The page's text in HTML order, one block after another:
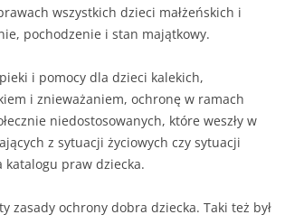
wszystkich dzieci małżeńskich i
pochodzenie i stan majątkowy.
i pomocy dla dzieci kalekich,
i znieważaniem, ochronę w ramach
niedostosowanych, które weszły w
z sytuacji życiowych czy sytuacji
katalogu praw dziecka.
ochrony dobra dziecka. Taki też był